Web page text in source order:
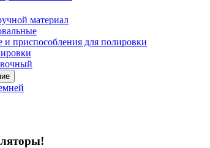
материал
и приспособления для полировки